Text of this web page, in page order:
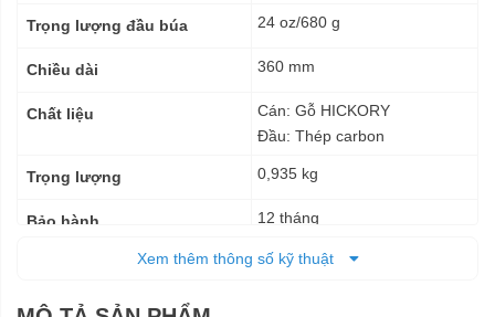
Trọng lượng đầu búa 24 oz/680 g
Chiều dài 360 mm
Chất liệu
Cán: Gỗ HICKORY
Đầu: Thép carbon
Trọng lượng 0,935 kg
Bảo hành 12 tháng
Xem thêm thông số kỹ thuật